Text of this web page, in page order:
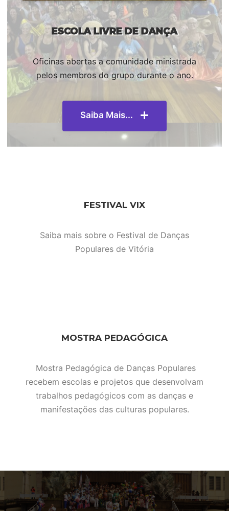
ESCOLA LIVRE DE DANÇA
Oficinas abertas a comunidade ministrada
pelos membros do grupo durante o ano.
Saiba Mais...
FESTIVAL VIX
Saiba mais sobre o Festival de Danças
Populares de Vitória
MOSTRA PEDAGÓGICA
Mostra Pedagógica de Danças Populares
recebem escolas e projetos que desenvolvam
trabalhos pedagógicos com as danças e
manifestações das culturas populares.